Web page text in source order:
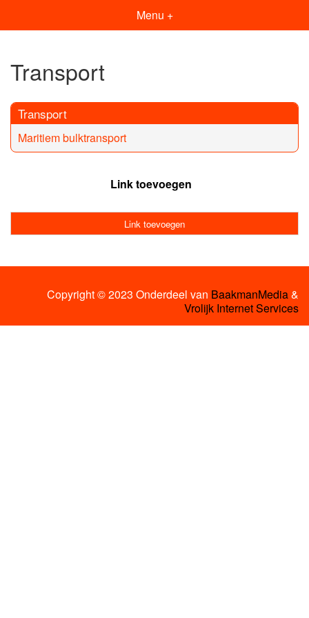
Menu +
Transport
Transport
Maritiem bulktransport
Link toevoegen
Link toevoegen
Copyright © 2023 Onderdeel van BaakmanMedia&
Vrolijk Internet Services